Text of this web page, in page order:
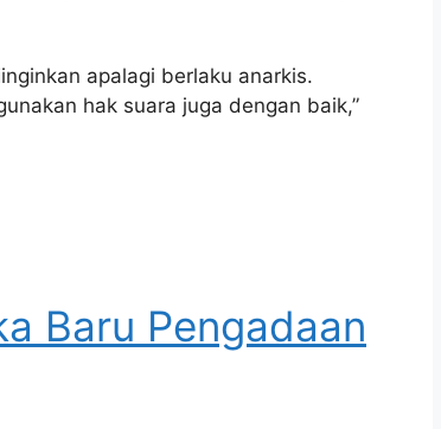
apalagi berlaku anarkis.
hak suara juga dengan baik,”
Baru Pengadaan